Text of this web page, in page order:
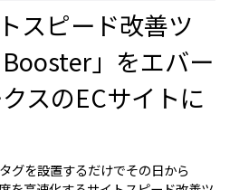
スピード改善ツ
」をエバー
スのECサイトに
グを設置するだけでその日から